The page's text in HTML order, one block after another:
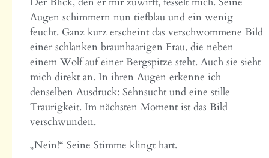
Augen schimmern nun tiefblau und ein wenig
feucht. Ganz kurz erscheint das verschwommene Bild
einer schlanken braunhaarigen Frau, die neben
einem Wolf auf einer Bergspitze steht. Auch sie sieht
mich direkt an. In ihren Augen erkenne ich
denselben Ausdruck: Sehnsucht und eine stille
Traurigkeit. Im nächsten Moment ist das Bild
verschwunden.
„Nein!“ Seine Stimme klingt hart.